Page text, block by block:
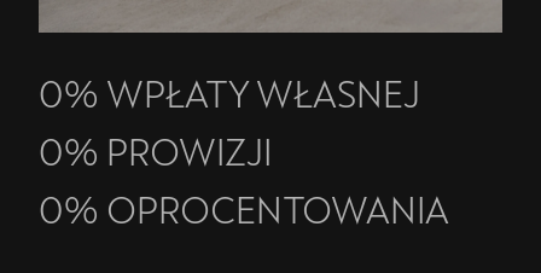
0% WPŁATY WŁASNEJ
0% PROWIZJI
0% OPROCENTOWANIA